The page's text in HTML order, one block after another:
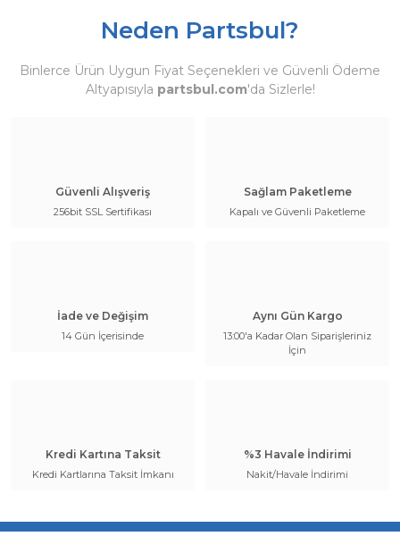
Neden Partsbul?
Binlerce Ürün Uygun Fiyat Seçenekleri ve Güvenli Ödeme
Altyapısıyla partsbul.com'da Sizlerle!
Güvenli Alışveriş
256bit SSL Sertifikası
Sağlam Paketleme
Kapalı ve Güvenli Paketleme
İade ve Değişim
14 Gün İçerisinde
Aynı Gün Kargo
13:00'a Kadar Olan Siparişleriniz
İçin
Kredi Kartına Taksit
Kredi Kartlarına Taksit İmkanı
%3 Havale İndirimi
Nakit/Havale İndirimi